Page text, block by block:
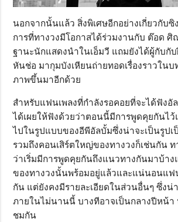
นอกจากนั้นแล้ว สิ่งพิเศษอีกอย่างเกี่ยวกับซิ
การที่ทางวงมีโอกาสได้ร่วมงานกับ ต๊อด
ฐานะนักแสดงนำในเอ็มวี แถมยังได้ผู้กับกั
หันช่อ มากุมบังเหียนถ่ายทอดเรื่องราวในบ
ภาพขึ้นมาอีกด้วย
สำหรับแฟนเพลงที่กำลังรอคอยที่จะได้ฟังอั
ได้เผยให้ฟังด้วยว่าตอนนี้มีการพูดคุยกันไว้
ไปในรูปแบบของอีพีอัลบั้มซึ่งน่าจะเป็นรูปเ
รวมถึงคอนเสิร์ตใหญ่ของทางวงก็เช่นกัน ท
ว่าเริ่มมีการพูดคุยกันถึงแนวทางกันมาบ้าง
ของทางวงนั้นพร้อมอยู่แล้วและแน่นอนแฟ
กัน แต่ยังคงมีรายละเอียดในส่วนอื่นๆ ซึ่งน่
ภายในไม่นานนี้ บางทีอาจเป็นกลางปีหน้า
ชมกัน